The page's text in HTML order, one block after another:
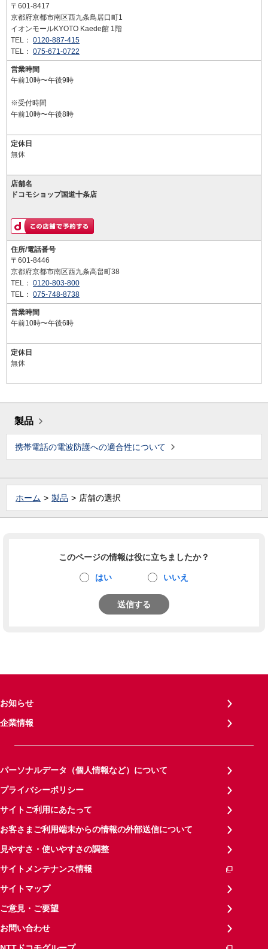
〒601-8417
京都府京都市南区西九条鳥居口町1
イオンモールKYOTO Kaede館 1階
TEL： 0120-887-415
TEL： 075-671-0722
営業時間
午前10時〜午後9時
※受付時間
午前10時〜午後8時
定休日
無休
店舗名
ドコモショップ国道十条店
住所/電話番号
〒601-8446
京都府京都市南区西九条高畠町38
TEL： 0120-803-800
TEL： 075-748-8738
営業時間
午前10時〜午後6時
定休日
無休
製品
携帯電話の電波防護への適合性について
ホーム 製品 店舗の選択
このページの情報は役に立ちましたか？
はい いいえ
送信する
お知らせ
企業情報
パーソナルデータ（個人情報など）について
プライバシーポリシー
サイトご利用にあたって
お客さまご利用端末からの情報の外部送信について
見やすさ・使いやすさの調整
サイトメンテナンス情報
サイトマップ
ご意見・ご要望
お問い合わせ